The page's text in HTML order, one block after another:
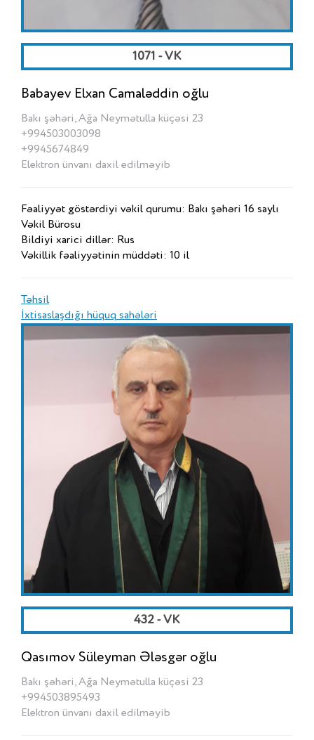
1071 - VK
Babayev Elxan Camaləddin oğlu
Bakı şəhəri, Ağa Neymətulla küçəsi 23
+994503003098
+9945674849
Elektron ünvanı daxil edilməyib
Fəaliyyət göstərdiyi vəkil qurumu: Bakı şəhəri 16 saylı
Vəkil Bürosu
Bildiyi xarici dillər: Rus
Vəkillik fəaliyyətinin müddəti: 10 il
Təhsil
İxtisaslaşdığı hüquq sahələri
432 - VK
Qasımov Süleyman Ələsgər oğlu
Bakı şəhəri, Ağa Neymətulla küçəsi 23
+994503895493
Elektron ünvanı daxil edilməyib